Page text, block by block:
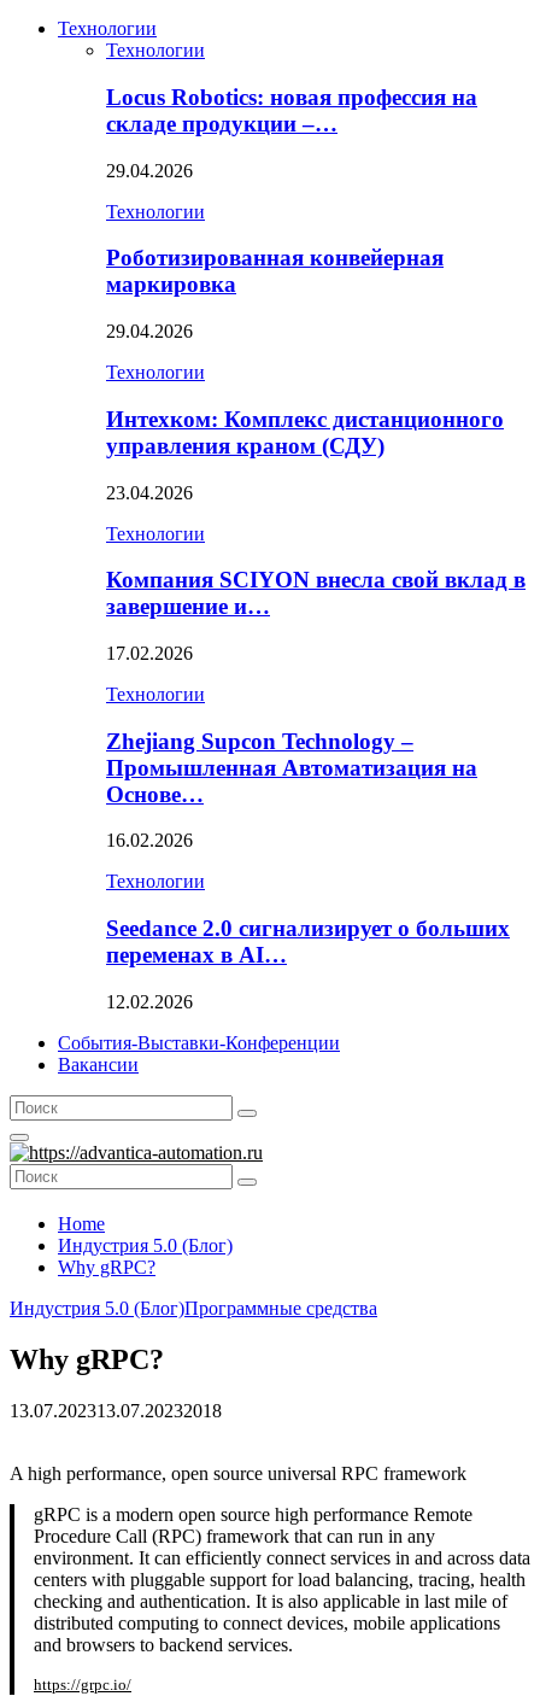
Технологии
Технологии
Locus Robotics: новая профессия на
складе продукции –…
29.04.2026
Технологии
Роботизированная конвейерная
маркировка
29.04.2026
Технологии
Интехком: Комплекс дистанционного
управления краном (СДУ)
23.04.2026
Технологии
Компания SCIYON внесла свой вклад в
завершение и…
17.02.2026
Технологии
Zhejiang Supcon Technology –
Промышленная Автоматизация на
Основе…
16.02.2026
Технологии
Seedance 2.0 сигнализирует о больших
переменах в AI…
12.02.2026
События-Выставки-Конференции
Вакансии
Search
for:
Search
Primary
Menu
Search
for:
Search
Home
Индустрия 5.0 (Блог)
Why gRPC?
Индустрия 5.0 (Блог)Программные средства
Why gRPC?
13.07.202313.07.20232018
A high performance, open source universal RPC framework
gRPC is a modern open source high performance Remote
Procedure Call (RPC) framework that can run in any
environment. It can efficiently connect services in and across data
centers with pluggable support for load balancing, tracing, health
checking and authentication. It is also applicable in last mile of
distributed computing to connect devices, mobile applications
and browsers to backend services.
https://grpc.io/